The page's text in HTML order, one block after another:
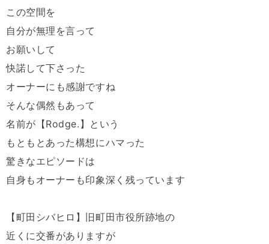
この空間を
自分が無理を言って
お願いして
快諾して下さった
オーナーにも感謝ですね
そんな偶然もあって
名前が【Rodge.】という
もともとあった構想にハマった
驚きなエピソードは
自身もオーナーも印象深く残っています
【町田シバヒロ】旧町田市役所跡地の
近くに交番がありますが